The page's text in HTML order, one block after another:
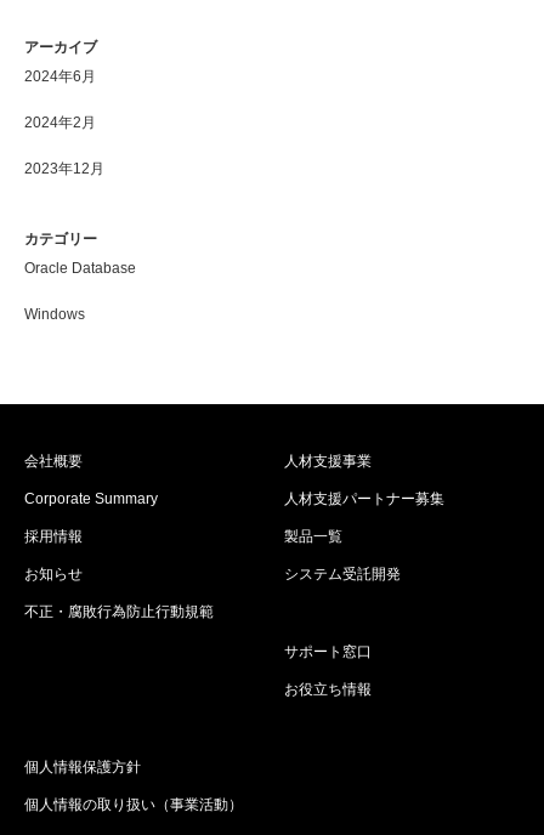
アーカイブ
2024年6月
2024年2月
2023年12月
カテゴリー
Oracle Database
Windows
会社概要
Corporate Summary
採用情報
お知らせ
不正・腐敗行為防止行動規範
人材支援事業
人材支援パートナー募集
製品一覧
システム受託開発
サポート窓口
お役立ち情報
個人情報保護方針
個人情報の取り扱い（事業活動）